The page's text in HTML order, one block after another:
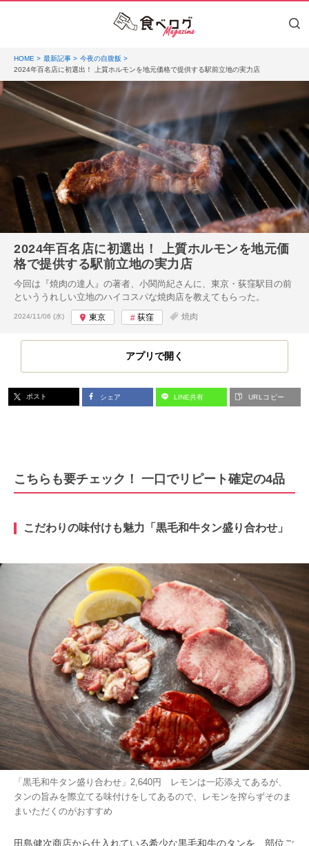
HOME 最新記事
今夜の自腹飯
2024年百名店に初選出！ 上質ホルモンを地元価格で提供する駅前立地の実力店
2024年百名店に初選出！ 上質ホルモンを地元価
格で提供する駅前立地の実力店
今回は『焼肉の達人』の著者、小関尚紀さんに、東京・荻窪駅目の前
といううれしい立地のハイコスパな焼肉店を教えてもらった。
投稿日:
2024/11/06 (水) 東京 荻窪 焼肉
アプリで開く
ポスト シェア LINE共有 URLコピー
こちらも要チェック！ 一口でリピート確定の4品
こだわりの味付けも魅力「黒毛和牛タン盛り合わせ 」
「黒毛和牛タン盛り合わせ」2,640円 レモンは一応添えてあるが、
タンの旨みを際立てる味付けをしてあるので、レモンを搾らずそのま
まいただくのがおすすめ
田島健次商店から仕入れている希少な黒毛和牛のタンを、部位ご